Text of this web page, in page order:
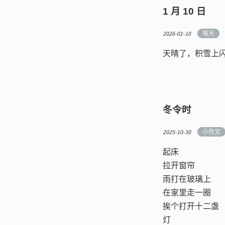
1 月 10 日
2026-01-10 每天
天晴了，积雪上
冬令时
2025-10-30 小作文
起床
拉开窗帘
雨打在玻璃上
在家里走一圈
挨个打开十二盏
灯